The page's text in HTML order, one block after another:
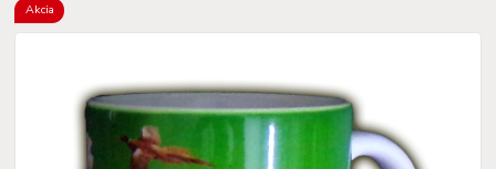
Akcia